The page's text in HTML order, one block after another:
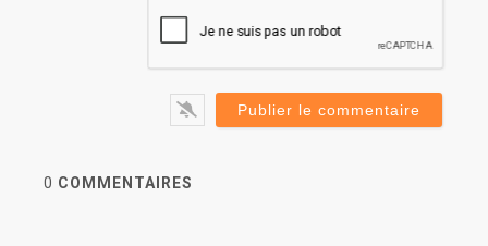
0 COMMENTAIRES